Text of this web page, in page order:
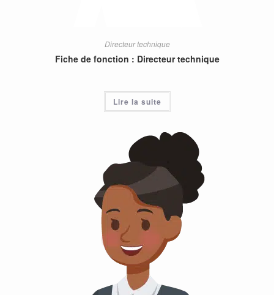
Directeur technique
Fiche de fonction : Directeur technique
Lire la suite